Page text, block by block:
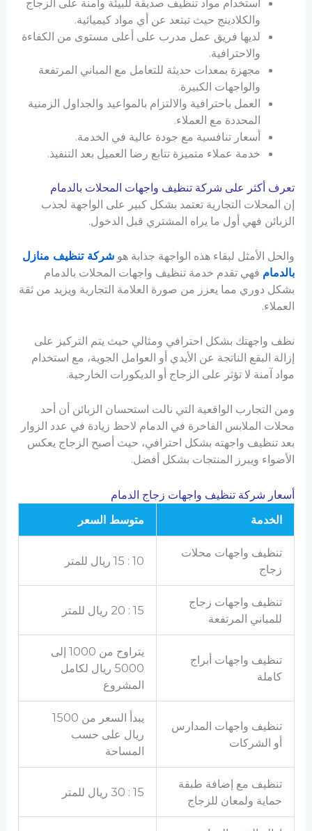
استخدام مواد تنظيف صديقة للبيئة وآمنة على الزجاج
والكلادينج حيث تبتعد عن أي مواد كيميائية.
لديها فريق عمل مدرب على أعلى مستوى من الكفاءة
والاحترافية.
مجهزة بمعدات حديثة للتعامل مع المباني المرتفعة
والواجهات الكبيرة.
العمل باحترافية والالتزام بالمواعيد والجداول الزمنية
المحددة مع العملاء.
أسعار تنافسية مع جودة عالية في الخدمة.
خدمة عملاء متميزة تتابع رضا العميل بعد التنفيذ.
تعرف أكثر على شركة تنظيف واجهات المحلات بالدمام
إن المحلات التجارية تعتمد بشكل كبير على الواجهة لجذب
الزبائن فهي أول ما يراه المشتري قبل الدخول.
والحل الأمثل لبقاء هذه الواجهة جذابة هوشركة تنظيف منازل
بالدمام فهي تقدم خدمة تنظيف واجهات المحلات بالدمام
بشكل دوري مما يعزز من صورة العلامة التجارية ويزيد من ثقة
العملاء.
نظف واجهتك بشكل احترافي ومثالي حيث يتم التركيز على
إزالة البقع الناتجة عن الأيدي أو العوامل الجوية، مع استخدام
مواد آمنة لا تؤثر على الزجاج أو الديكورات الخارجية.
ومن التجارب الواقعية التي نالت استحسان الزبائن أن أحد
محلات الملابس الفاخرة في الدمام لاحظ زيادة في عدد الزوار
بعد تنظيف واجهته بشكل احترافي، حيث أصبح الزجاج يعكس
الأضواء ويبرز المنتجات بشكل أفضل.
أسعار شركة تنظيف واجهات زجاج الدمام
الخدمة
متوسط السعر
تنظيف واجهات محلات
زجاج
10 : 15 ريال للمتر
تنظيف واجهات زجاج
للمباني المرتفعة
15 : 20 ريال للمتر
تنظيف واجهات أبراج
كاملة
يتراوح من 1000 إلى
5000 ريال لكامل
المشروع
تنظيف واجهات المدارس
أو الشركات
يبدأ السعر من 1500
ريال على حسب
المساحة
تنظيف مع إضافة طبقة
حماية ولمعان للزجاج
15 : 30 ريال للمتر